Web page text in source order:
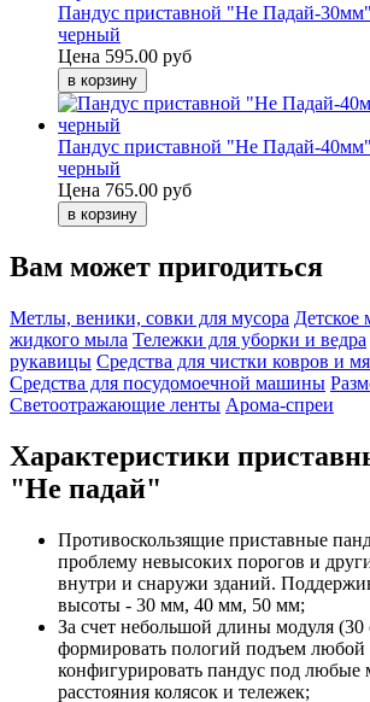
Пандус приставной "Не Падай-
черный
Цена 595.00 руб
Пандус приставной "Не Падай-
черный
Цена 765.00 руб
Вам может пригодиться
Метлы, веники, совки для мусора Детское
жидкого мыла Тележки для уборки и ведра
рукавицы Средства для чистки ковров и
Средства для посудомоечной машины
Светоотражающие ленты Арома-спреи
Характеристики
"Не падай"
Противоскользящие приставные
проблему невысоких порогов и
внутри и снаружи зданий.
высоты - 30 мм, 40 мм, 50 мм;
За счет небольшой длины модуля
формировать пологий подъем
конфигурировать пандус под любые
расстояния колясок и тележек;